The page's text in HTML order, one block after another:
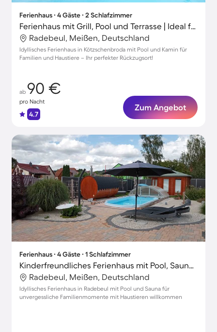
Ferienhaus ∙ 4 Gäste ∙ 2 Schlafzimmer
Ferienhaus mit Grill, Pool und Terrasse | Ideal für Homeoffice
Radebeul, Meißen, Deutschland
Idyllisches Ferienhaus in Kötzschenbroda mit Pool und Kamin für
Familien und Haustiere – Ihr perfekter Rückzugsort!
ab 90 €
pro Nacht
4.7
Zum Angebot
Ferienhaus ∙ 4 Gäste ∙ 1 Schlafzimmer
Kinderfreundliches Ferienhaus mit Pool, Sauna und Terrasse | Haustiere erlaubt
Radebeul, Meißen, Deutschland
Idyllisches Ferienhaus in Radebeul mit Pool und Sauna für
unvergessliche Familienmomente mit Haustieren willkommen